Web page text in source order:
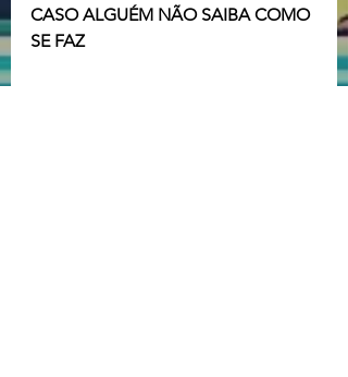
CASO ALGUÉM NÃO SAIBA COMO
SE FAZ